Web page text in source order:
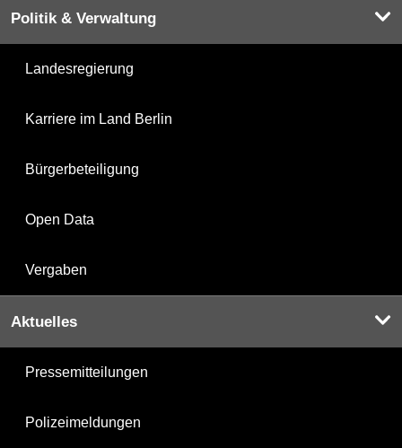
Politik & Verwaltung
Landesregierung
Karriere im Land Berlin
Bürgerbeteiligung
Open Data
Vergaben
Aktuelles
Pressemitteilungen
Polizeimeldungen